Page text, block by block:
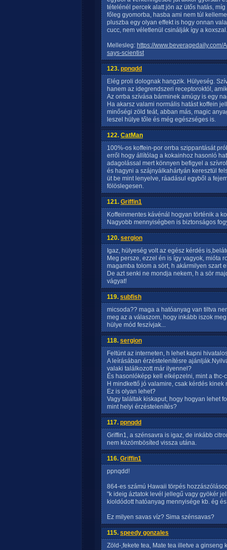
tételénél percek alatt jön az ütős hatás,
főleg gyomorba, hasba ami nem túl
pluszba egy olyan effekt is hogy onnan
cucc, nem véletlenül csinálják így a koxszal.
Mellesleg: https://
says-scientist
123. ppnqdd
Elég proli dolognak hangzik. Hülyeség.
hanem az idegrendszeri receptoroktól,
Az orrba szívása bárminek amúgy is egy
Ha akarsz valami normális hatást koffein
minőségi zöld teát, abban más, magic
leszel hülye tőle és még egészséges is.
122. CatMan
100%-os koffein-por orrba szippantását
erről hogy állítólag a kokainhoz hasonló
adagolással mert könnyen befigyel a
és hagyni a szájnyálkahártyán keresztül
üt be mint lenyelve, ráadásul egyből a
fölöslegesen.
121. Griffin1
Koffeinmentes kávénál hogyan történik a
Nagyobb mennyiségben is biztonságos
120. sergion
Igaz, hülyeség volt az egész kérdés
Meg persze, ezzel én is így vagyok, mióta
magamba tolom a sört, h akármilyen szart
De azt senki ne mondja nekem, h a sör
vágyat!
119. subfish
micsoda?? maga a hatóanyag van tiltva
meg az a válaszom, hogy inkább iszok
hülye mód feszívjak...
118. sergion
Feltünt az interneten, h lehet kapni
A leírásában érzéstelenítésre
valaki találkozott már ilyennel?
És hasonlóképp kell elképzelni, mint a thc-
H mindkettő jó valamire, csak kérdés kinek
Ez is olyan lehet?
Vagy találtak kiskaput, hogy hogyan lehet
mint helyi érzéstelenítés?
117. ppnqdd
Griffin1, a szénsavra is igaz, de inkább
nem közömbösíted vissza utána.
116. Griffin1
ppnqdd!
864-es számú Hawaii törpés
"k ideig áztatok levél jellegű vagy gyökér
kioldódott hatóanyag mennyisége kb. ég
Ez milyen savas víz? Sima szénsavas?
115. speedy gonzales
Zöld-,fekete tea, Mate tea illetve a ginseng